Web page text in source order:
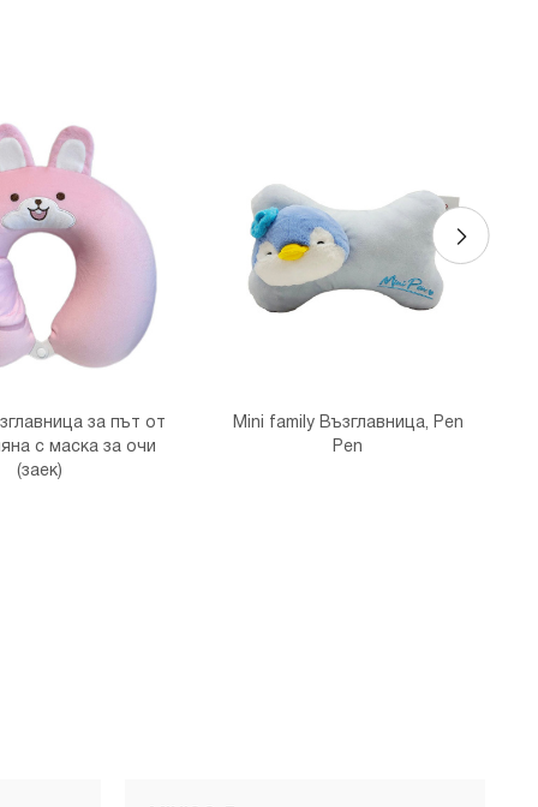
за път от
с маска за очи
(заек)
Mini family Възглавница, Pen
Pen